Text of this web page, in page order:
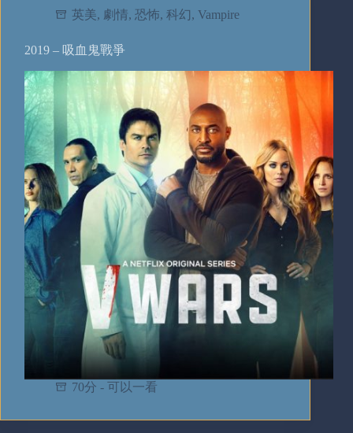
英美, 劇情, 恐怖, 科幻, Vampire
2019 – 吸血鬼戰爭
70分 - 可以一看